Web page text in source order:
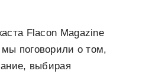
Flacon Magazine
поговорили о том,
выбирая